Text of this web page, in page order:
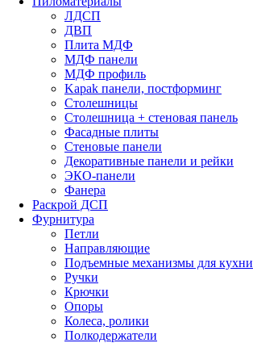
ЛДСП
ДВП
Плита МДФ
МДФ панели
МДФ профиль
Kapak панели, постформинг
Столешницы
Столешница + стеновая панель
Фасадные плиты
Стеновые панели
Декоративные панели и рейки
ЭКО-панели
Фанера
Раскрой ДСП
Фурнитура
Петли
Направляющие
Подъемные механизмы для кухни
Ручки
Крючки
Опоры
Колеса, ролики
Полкодержатели